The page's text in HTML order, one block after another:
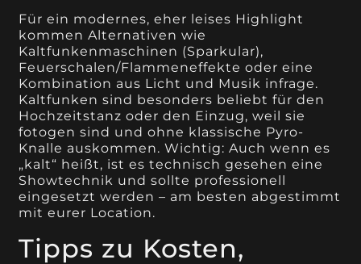
Für ein modernes, eher leises Highlight
kommen Alternativen wie
Kaltfunkenmaschinen (Sparkular),
Feuerschalen/Flammeneffekte oder eine
Kombination aus Licht und Musik infrage.
Kaltfunken sind besonders beliebt für den
Hochzeitstanz oder den Einzug, weil sie
fotogen sind und ohne klassische Pyro-
Knalle auskommen. Wichtig: Auch wenn es
„kalt“ heißt, ist es technisch gesehen eine
Showtechnik und sollte professionell
eingesetzt werden – am besten abgestimmt
mit eurer Location.
Tipps zu Kosten,